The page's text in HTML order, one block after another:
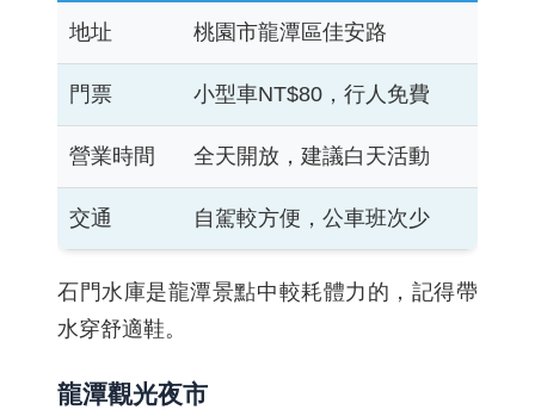
地址 桃園市龍潭區佳安路
門票 小型車NT$80，行人免費
營業時間 全天開放，建議白天活動
交通 自駕較方便，公車班次少
石門水庫是龍潭景點中較耗體力的，記得帶
水穿舒適鞋。
龍潭觀光夜市